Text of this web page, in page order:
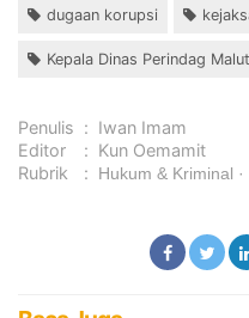
dugaan korupsi
Kepala Dinas Perindag Malut
Penulis : Iwan Imam
Editor
: Kun Oemamit
Rubrik
: Hukum & Kriminal